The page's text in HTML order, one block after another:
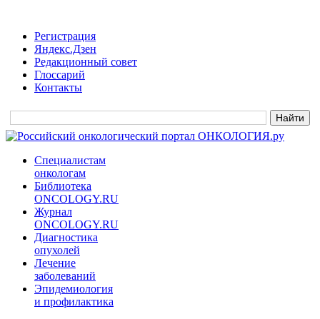
Регистрация
Яндекс.Дзен
Редакционный совет
Глоссарий
Контакты
Специалистам
онкологам
Библиотека
ONCOLOGY.RU
Журнал
ONCOLOGY.RU
Диагностика
опухолей
Лечение
заболеваний
Эпидемиология
и профилактика